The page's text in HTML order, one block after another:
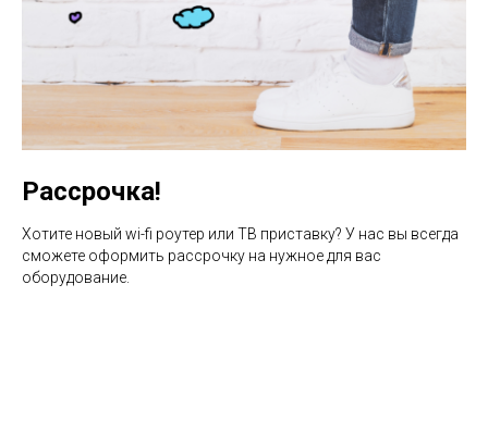
Рассрочка!
Хотите новый wi-fi роутер или ТВ приставку? У нас вы всегда
сможете оформить рассрочку на нужное для вас
оборудование.